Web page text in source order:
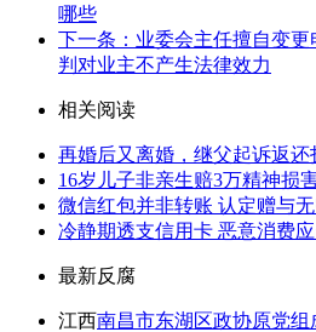
哪些
下一条：业委会主任擅自变
判对业主不产生法律效力
相关阅读
再婚后又离婚，继父起诉返
16岁儿子非亲生赔3万精神损
微信红包并非转账 认定赠与
冷静期透支信用卡 恶意消费
最新反腐
江西南昌市东湖区政协原党